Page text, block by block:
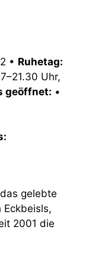
• Ruhetag:
Uhr,
geöffnet: •
gelebte
2001 die